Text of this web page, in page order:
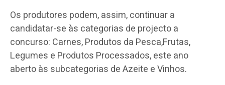
Os produtores podem, assim, continuar a
candidatar-se às categorias de projecto a
concurso: Carnes, Produtos da Pesca,Frutas,
Legumes e Produtos Processados, este ano
aberto às subcategorias de Azeite e Vinhos.